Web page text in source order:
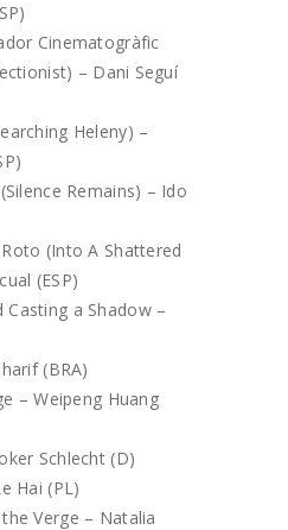
Cinematogràfic
– Dani Seguí
Heleny) –
Remains) – Ido
(Into A Shattered
(ESP)
Casting a Shadow –
(BRA)
– Weipeng Huang
Schlecht (D)
Hai (PL)
Verge – Natalia